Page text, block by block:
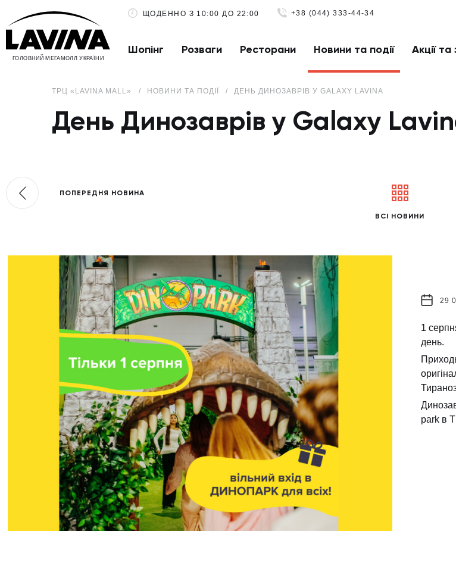
ГОЛОВНИЙ МЕГАМОЛЛ УКРАЇНИ
ЩОДЕННО З 10:00 ДО 22:00 +38 (044) 333-44-34
Шопінг Розваги Ресторани Новини та події Акції
ТРЦ «LAVINA MALL» НОВИНИ ТА ПОДІЇ ДЕНЬ ДИНОЗАВРІВ У GALAXY LAVINA
День Динозаврів у Galaxy
ПОПЕРЕДНЯ НОВИНА
ВСІ НОВИНИ
29
1
день.
park в